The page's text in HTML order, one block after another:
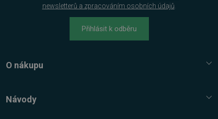
newsletterů a zpracováním osobních údajů
Přihlásit k odběru
O nákupu
Elektronické licence a trezor
Návody